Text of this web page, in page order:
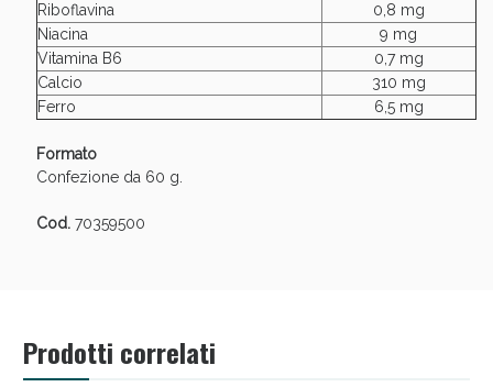
Riboflavina
0,8 mg
Niacina
9 mg
Vitamina B6
0,7 mg
Calcio
310 mg
Ferro
6,5 mg
Formato
Confezione da 60 g.
Cod.70359500
Prodotti correlati
Scopri le offerte di Oggi